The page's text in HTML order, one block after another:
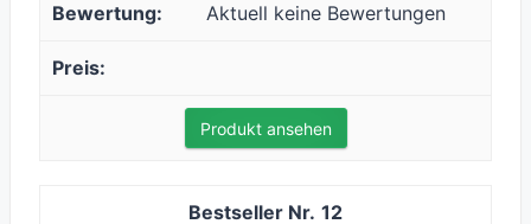
Aktuell keine Bewertungen
Produkt ansehen
12